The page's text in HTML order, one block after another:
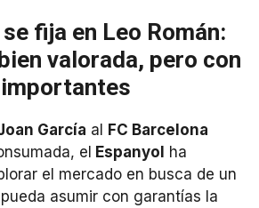
fija en Leo Román:
valorada, pero con
García al FC Barcelona
el Espanyol ha
el mercado en busca de un
asumir con garantías la